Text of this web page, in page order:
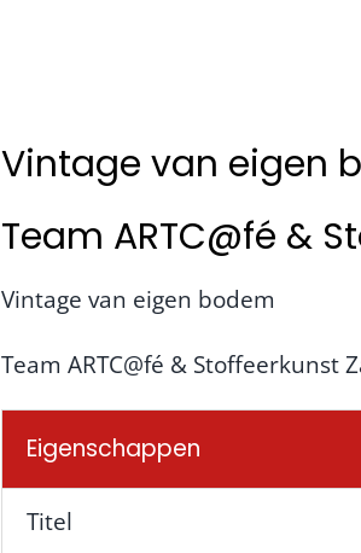
Vintage van eigen
Team ARTC@fé &
Vintage van eigen bodem
Team ARTC@fé & Stoffeerkunst
Eigenschappen
Titel